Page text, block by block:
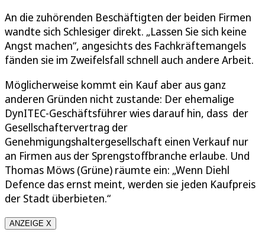
An die zuhörenden Beschäftigten der beiden Firmen
wandte sich Schlesiger direkt. „Lassen Sie sich keine
Angst machen“, angesichts des Fachkräftemangels
fänden sie im Zweifelsfall schnell auch andere Arbeit.
Möglicherweise kommt ein Kauf aber aus ganz
anderen Gründen nicht zustande: Der ehemalige
DynITEC-Geschäftsführer wies darauf hin, dass der
Gesellschaftervertrag der
Genehmigungshaltergesellschaft einen Verkauf nur
an Firmen aus der Sprengstoffbranche erlaube. Und
Thomas Möws (Grüne) räumte ein: „Wenn Diehl
Defence das ernst meint, werden sie jeden Kaufpreis
der Stadt überbieten.“
ANZEIGE X